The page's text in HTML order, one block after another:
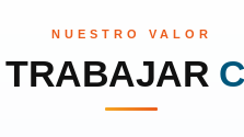
NUESTRO VALOR
TRABAJAR